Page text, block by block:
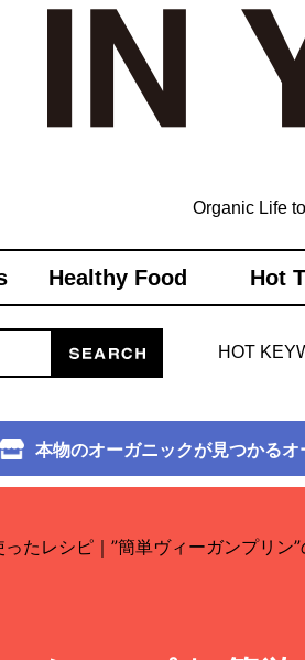
Organic Life
Healthy Food Hot
HOT
本物のオーガニックが見つかる
たレシピ｜”簡単ヴィーガンプリン